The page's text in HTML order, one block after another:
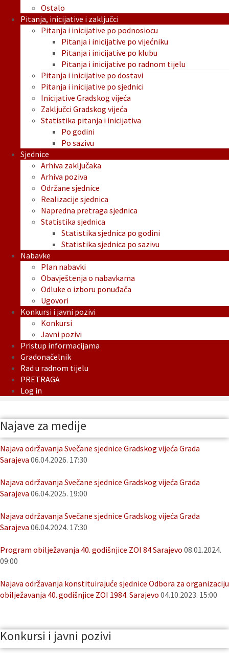
Ostalo
Pitanja, inicijative i zaključci
Pitanja i inicijative po podnosiocu
Pitanja i inicijative po vijećniku
Pitanja i inicijative po klubu
Pitanja i inicijative po radnom tijelu
Pitanja i inicijative po dostavi
Pitanja i inicijative po sjednici
Inicijative Gradskog vijeća
Zaključci Gradskog vijeća
Statistika pitanja i inicijativa
Po godini
Po sazivu
Sjednice
Arhiva zaključaka
Arhiva poziva
Održane sjednice
Realizacije sjednica
Napredna pretraga sjednica
Statistika sjednica
Statistika sjednica po godini
Statistika sjednica po sazivu
Nabavke
Plan nabavki
Obavještenja o nabavkama
Odluke o izboru ponuđača
Ugovori
Konkursi i javni pozivi
Konkursi
Javni pozivi
Pristup informacijama
Gradonačelnik
Rad u radnom tijelu
PRETRAGA
Log in
Najave za medije
Najava održavanja Svečane sjednice Gradskog vijeća Grada
Sarajeva 06.04.2026. 17:30
Najava održavanja Svečane sjednice Gradskog vijeća Grada
Sarajeva 06.04.2025. 19:00
Najava održavanja Svečane sjednice Gradskog vijeća Grada
Sarajeva 06.04.2024. 17:30
Program obilježavanja 40. godišnjice ZOI 84 Sarajevo 08.01.2024.
09:00
Najava održavanja konstituirajuće sjednice Odbora za organizaciju
obilježavanja 40. godišnjice ZOI 1984. Sarajevo 04.10.2023. 15:00
Konkursi i javni pozivi